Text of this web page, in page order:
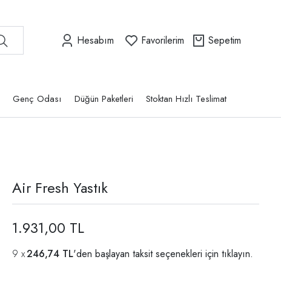
Hesabım Favorilerim Sepetim
Genç Odası Düğün Paketleri Stoktan Hızlı Teslimat
Air Fresh Yastık
1.931,00 TL
246,74 TL'den başlayan taksit seçenekleri için tıklayın.